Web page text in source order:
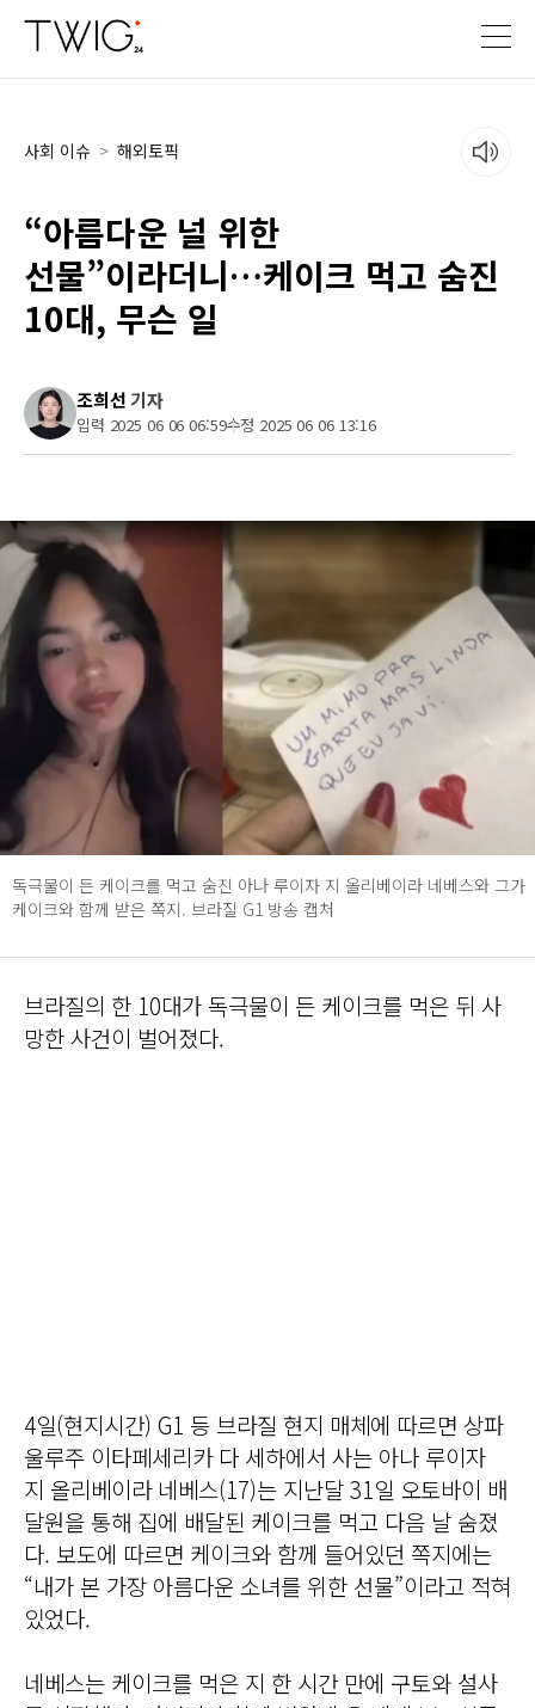
사회 이슈 > 해외토픽
“아름다운 널 위한
선물”이라더니…케이크 먹고 숨진
10대, 무슨 일
조희선기자
입력 2025 06 06 06:59수정 2025 06 06 13:16
독극물이 든 케이크를 먹고 숨진 아나 루이자 지 올리베이라 네베스와 그가
케이크와 함께 받은 쪽지. 브라질 G1 방송 캡처
브라질의 한 10대가 독극물이 든 케이크를 먹은 뒤 사
망한 사건이 벌어졌다.
4일(현지시간) G1 등 브라질 현지 매체에 따르면 상파
울루주 이타페세리카 다 세하에서 사는 아나 루이자
지 올리베이라 네베스(17)는 지난달 31일 오토바이 배
달원을 통해 집에 배달된 케이크를 먹고 다음 날 숨졌
다. 보도에 따르면 케이크와 함께 들어있던 쪽지에는
“내가 본 가장 아름다운 소녀를 위한 선물”이라고 적혀
있었다.
네베스는 케이크를 먹은 지 한 시간 만에 구토와 설사